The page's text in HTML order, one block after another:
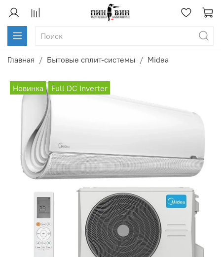
Главная Бытовые сплит-системы Midea
Новинка Full DC Inverter